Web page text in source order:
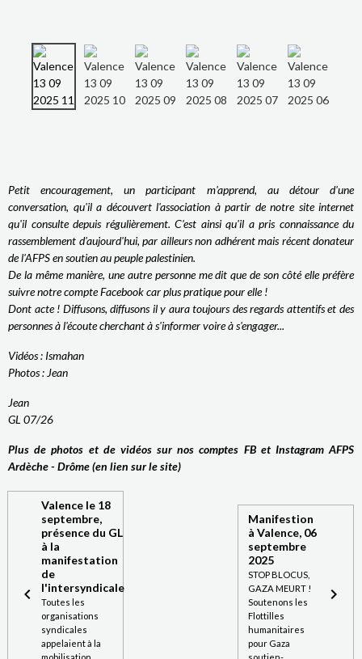
Petit encouragement, un participant m'apprend, au détour d'une
conversation, qu'il a découvert l'association à partir de notre site internet
qu'il consulte depuis régulièrement. C'est ainsi qu'il a pris connaissance du
rassemblement d'aujourd'hui, par ailleurs non adhérent mais récent donateur
de l'AFPS en soutien au peuple palestinien.
De la même manière, une autre personne me dit que de son côté elle préfère
suivre notre compte Facebook car plus pratique pour elle !
Dont acte ! Diffusons, diffusons il y aura toujours des regards attentifs et des
personnes à l'écoute cherchant à s'informer voire à s'engager...
Vidéos : Ismahan
Photos : Jean
Jean
GL 07/26
Plus de photos et de vidéos sur nos comptes FB et Instagram AFPS
Ardèche - Drôme (en lien sur le site)
Valence le 18
septembre,
présence du GL
à la
manifestation
de
l'intersyndicale
Toutes les
organisations
syndicales
appelaient à la
mobilisation
Manifestion
à Valence, 06
septembre
2025
STOP BLOCUS,
GAZA MEURT !
Soutenons les
Flottilles
humanitaires
pour Gaza
soutien-